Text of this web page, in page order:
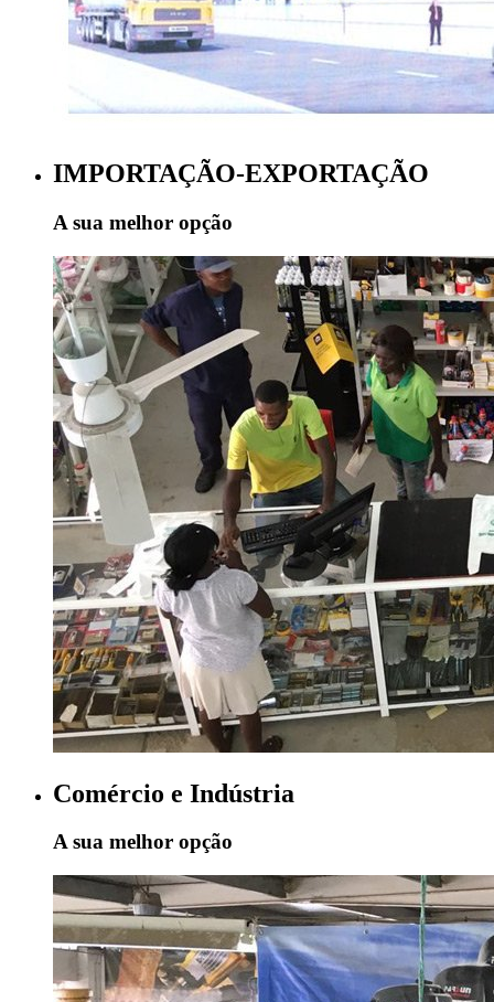
IMPORTAÇÃO-EXPORTAÇÃO
A sua melhor opção
Comércio e Indústria
A sua melhor opção